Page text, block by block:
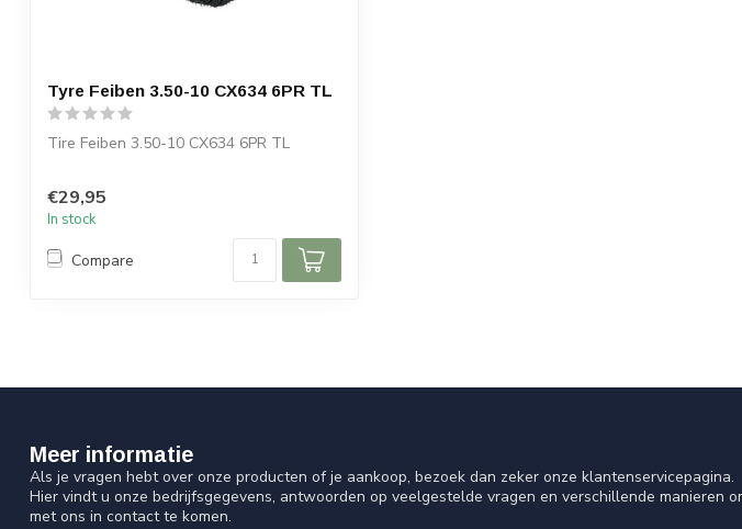
Tyre Feiben 3.50-10 CX634 6PR TL
Tire Feiben 3.50-10 CX634 6PR TL
€29,95
In stock
Compare
Meer informatie
Als je vragen hebt over onze producten of je aankoop, bezoek dan zeker onze klantenservicepagina.
Hier vindt u onze bedrijfsgegevens, antwoorden op veelgestelde vragen en verschillende manieren
met ons in contact te komen.